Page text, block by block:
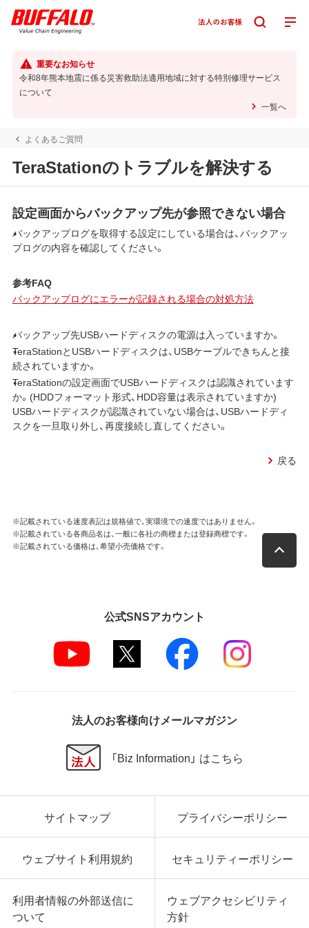
重要なお知らせ
令和8年熊本地震に係る災害救助法適用地域に対する特別修理サービス
について
一覧へ
よくあるご質問
TeraStationのトラブルを解決する
設定画面からバックアップ先が参照できない場合
バックアップログを取得する設定にしている場合は、バックアッ
プログの内容を確認してください。
参考FAQ
バックアップログにエラーが記録される場合の対処方法
バックアップ先USBハードディスクの電源は入っていますか。
TeraStationとUSBハードディスクは、USBケーブルできちんと接
続されていますか。
TeraStationの設定画面でUSBハードディスクは認識されています
か。(HDDフォーマット形式、HDD容量は表示されていますか)
USBハードディスクが認識されていない場合は、USBハードディ
スクを一旦取り外し、再度接続し直してください。
戻る
※記載されている速度表記は規格値で、実環境での速度ではありません。
※記載されている各商品名は、一般に各社の商標または登録商標です。
※記載されている価格は、希望小売価格です。
公式SNSアカウント
法人のお客様向けメールマガジン
「Biz Information」 はこちら
サイトマップ プライバシーポリシー
ウェブサイト利用規約 セキュリティーポリシー
利用者情報の外部送信に
ついて
ウェブアクセシビリティ
方針